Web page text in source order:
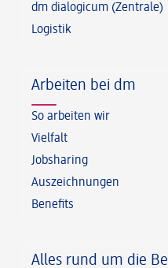
dm dialogicum (Zentrale)
Logistik
Arbeiten bei dm
So arbeiten wir
Vielfalt
Jobsharing
Auszeichnungen
Benefits
Alles rund um die